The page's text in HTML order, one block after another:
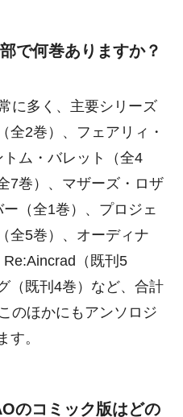
で何巻ありますか？
に多く、主要シリーズ
全2巻）、フェアリィ・
ム・バレット（全4
7巻）、マザーズ・ロザ
（全1巻）、プロジェ
全5巻）、オーディナ
（既刊5
（既刊4巻）など、合計
のほかにもアンソロジ
す。
のコミック版はどの